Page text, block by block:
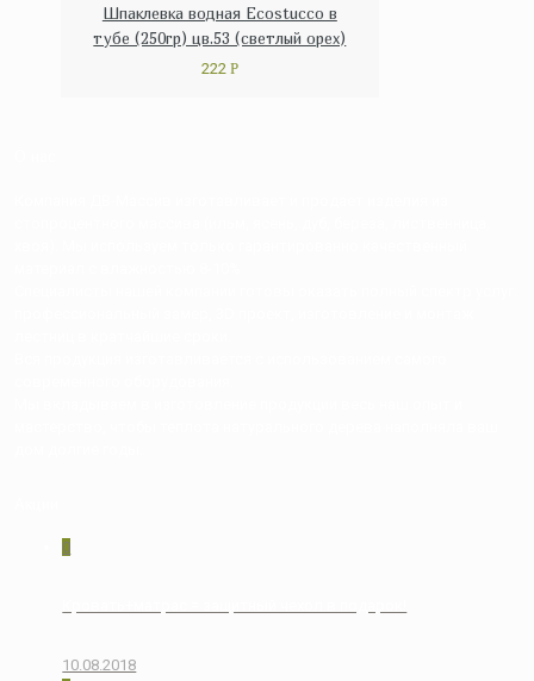
Шпаклевка водная Ecostucco в
тубе (250гр) цв.53 (светлый орех)
222 Р
0
10.08.2018